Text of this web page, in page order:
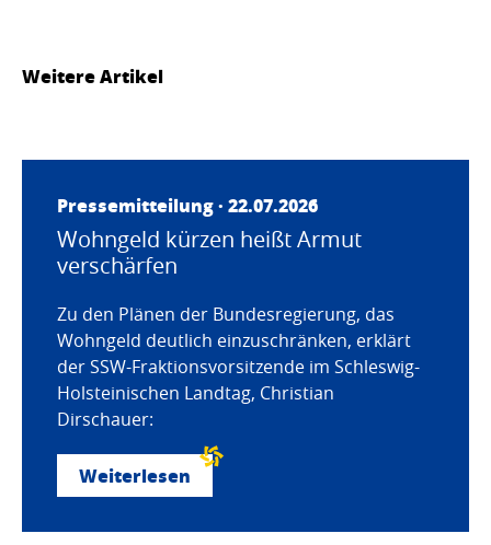
Weitere Artikel
Pressemitteilung · 22.07.2026
Wohngeld kürzen heißt Armut
verschärfen
Zu den Plänen der Bundesregierung, das
Wohngeld deutlich einzuschränken, erklärt
der SSW-Fraktionsvorsitzende im Schleswig-
Holsteinischen Landtag, Christian
Dirschauer:
Weiterlesen